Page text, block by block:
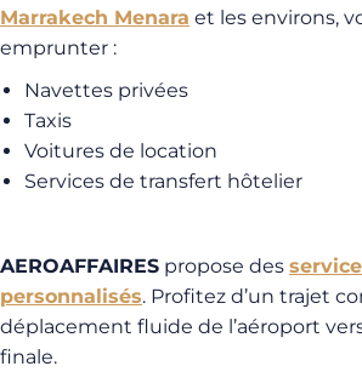
Marrakech Menara et les environs,
emprunter :
Navettes privées
Taxis
Voitures de location
Services de transfert hôtelier
AEROAFFAIRES propose des
personnalisés. Profitez d’un trajet
déplacement fluide de l’aéroport
finale.